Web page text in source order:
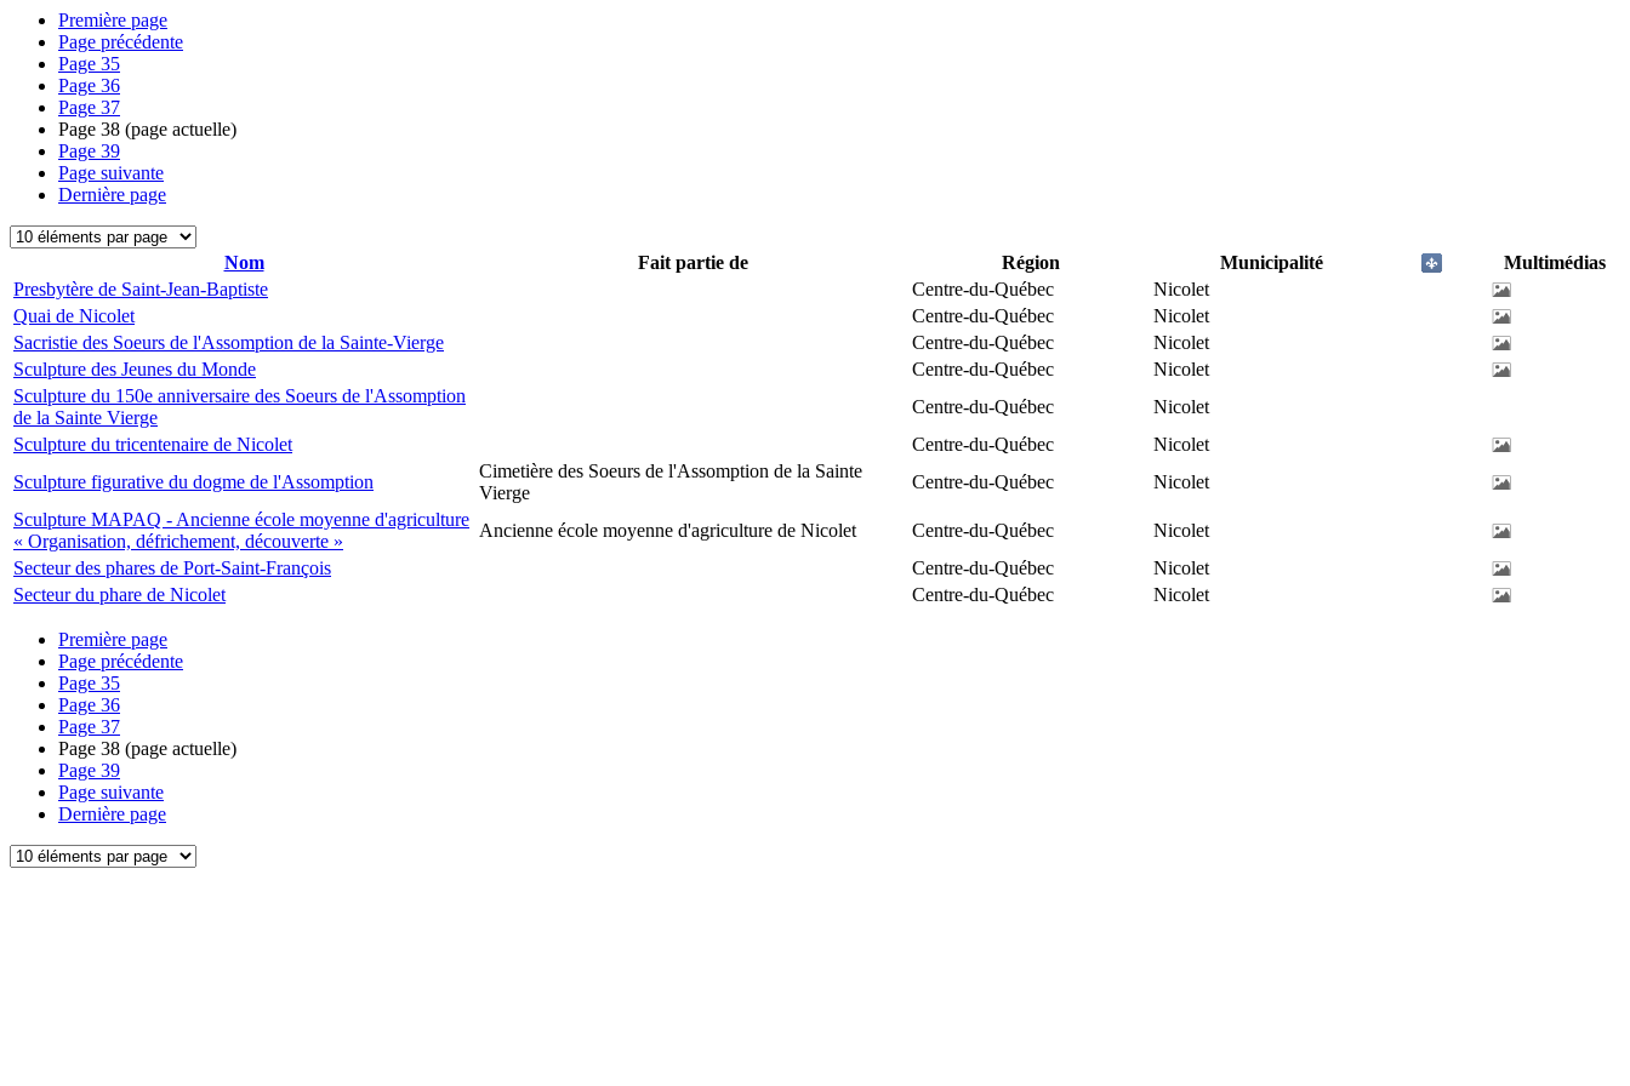
Première page
Page précédente
Page 35
Page 36
Page 37
Page 38 (page actuelle)
Page 39
Page suivante
Dernière page
Nom Fait partie de Région Municipalité
Multimédias
Presbytère de Saint-Jean-Baptiste
Centre-du-Québec
Nicolet
Quai de Nicolet
Centre-du-Québec
Nicolet
Sacristie des Soeurs de l'Assomption de la Sainte-Vierge
Centre-du-Québec
Nicolet
Sculpture des Jeunes du Monde
Centre-du-Québec
Nicolet
Sculpture du 150e anniversaire des Soeurs de l'Assomption
de la Sainte Vierge
Centre-du-Québec
Nicolet
Sculpture du tricentenaire de Nicolet
Centre-du-Québec
Nicolet
Sculpture figurative du dogme de l'Assomption
Cimetière des Soeurs de l'Assomption de la Sainte
Vierge
Centre-du-Québec
Nicolet
Sculpture MAPAQ - Ancienne école moyenne d'agriculture
« Organisation, défrichement, découverte »
Ancienne école moyenne d'agriculture de Nicolet Centre-du-Québec
Nicolet
Secteur des phares de Port-Saint-François
Centre-du-Québec
Nicolet
Secteur du phare de Nicolet
Centre-du-Québec Nicolet
Première page
Page précédente
Page 35
Page 36
Page 37
Page 38 (page actuelle)
Page 39
Page suivante
Dernière page